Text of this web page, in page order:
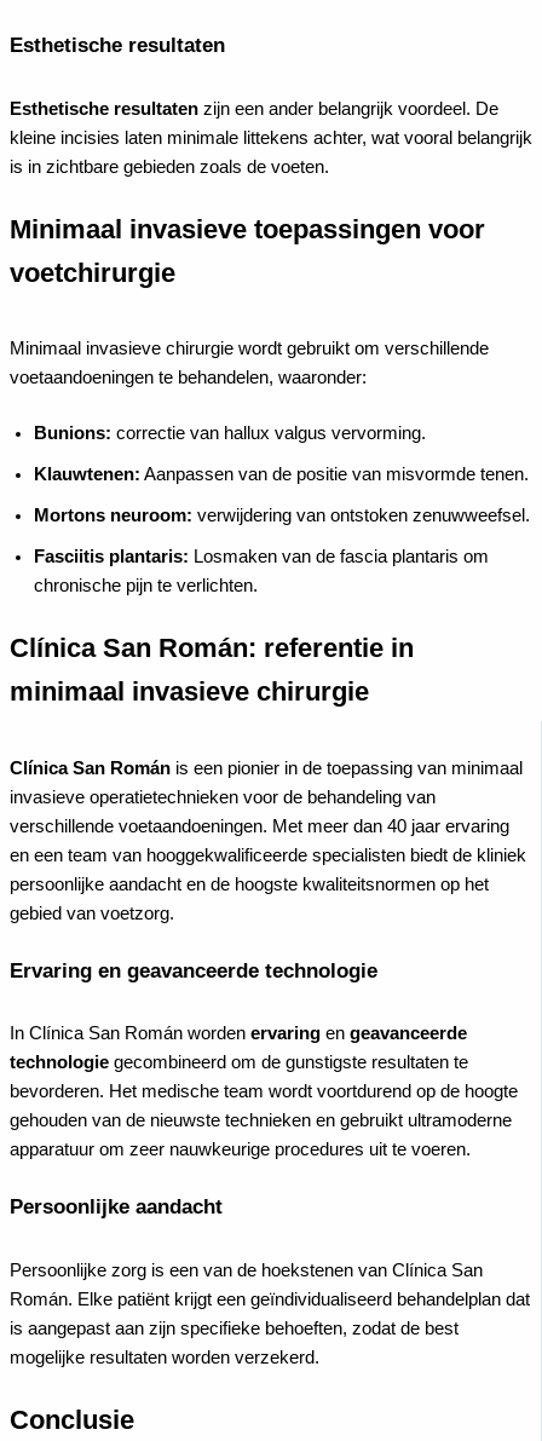
Esthetische resultaten
Esthetische resultaten zijn een ander belangrijk voordeel. De
kleine incisies laten minimale littekens achter, wat vooral belangrijk
is in zichtbare gebieden zoals de voeten.
Minimaal invasieve toepassingen voor
voetchirurgie
Minimaal invasieve chirurgie wordt gebruikt om verschillende
voetaandoeningen te behandelen, waaronder:
Bunions: correctie van hallux valgus vervorming.
Klauwtenen: Aanpassen van de positie van misvormde tenen.
Mortons neuroom: verwijdering van ontstoken zenuwweefsel.
Fasciitis plantaris: Losmaken van de fascia plantaris om
chronische pijn te verlichten.
Clínica San Román: referentie in
minimaal invasieve chirurgie
Clínica San Román is een pionier in de toepassing van minimaal
invasieve operatietechnieken voor de behandeling van
verschillende voetaandoeningen. Met meer dan 40 jaar ervaring
en een team van hooggekwalificeerde specialisten biedt de kliniek
persoonlijke aandacht en de hoogste kwaliteitsnormen op het
gebied van voetzorg.
Ervaring en geavanceerde technologie
In Clínica San Román worden ervaring en geavanceerde
technologie gecombineerd om de gunstigste resultaten te
bevorderen. Het medische team wordt voortdurend op de hoogte
gehouden van de nieuwste technieken en gebruikt ultramoderne
apparatuur om zeer nauwkeurige procedures uit te voeren.
Persoonlijke aandacht
Persoonlijke zorg is een van de hoekstenen van Clínica San
Román. Elke patiënt krijgt een geïndividualiseerd behandelplan dat
is aangepast aan zijn specifieke behoeften, zodat de best
mogelijke resultaten worden verzekerd.
Conclusie